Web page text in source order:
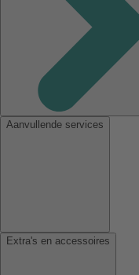
Aanvullende services
Extra's en accessoires